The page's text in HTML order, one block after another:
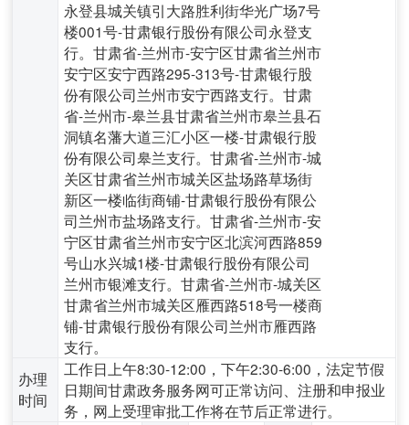
永登县城关镇引大路胜利街华光广场7号
楼001号-甘肃银行股份有限公司永登支
行。甘肃省-兰州市-安宁区甘肃省兰州市
安宁区安宁西路295-313号-甘肃银行股
份有限公司兰州市安宁西路支行。甘肃
省-兰州市-皋兰县甘肃省兰州市皋兰县石
洞镇名藩大道三汇小区一楼-甘肃银行股
份有限公司皋兰支行。甘肃省-兰州市-城
关区甘肃省兰州市城关区盐场路草场街
新区一楼临街商铺-甘肃银行股份有限公
司兰州市盐场路支行。甘肃省-兰州市-安
宁区甘肃省兰州市安宁区北滨河西路859
号山水兴城1楼-甘肃银行股份有限公司
兰州市银滩支行。甘肃省-兰州市-城关区
甘肃省兰州市城关区雁西路518号一楼商
铺-甘肃银行股份有限公司兰州市雁西路
支行。
办理
时间
工作日上午8:30-12:00，下午2:30-6:00，法定节假
日期间甘肃政务服务网可正常访问、注册和申报业
务，网上受理审批工作将在节后正常进行。